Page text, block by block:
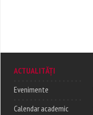
ACTUALITĂȚI
Evenimente
Calendar academic